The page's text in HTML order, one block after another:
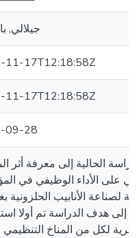
جيلالي,
11-17T12:18:58Z
11-17T12:18:58Z
09-28
على الأداء الوظيفي في
لصناعة الأنابيب الحلزونية
إلى هدف الدراسة تم أولا
لكل من المناخ التنظيمي